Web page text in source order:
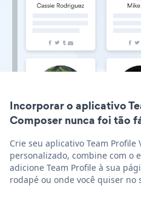
Incorporar o aplicativo
Composer nunca foi tão
Crie seu aplicativo Team Profile
personalizado, combine com o
adicione Team Profile à sua
rodapé ou onde você quiser no